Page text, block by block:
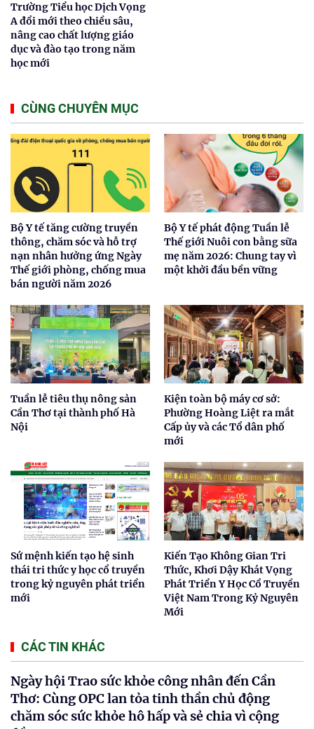
Trường Tiểu học Dịch Vọng
A đổi mới theo chiều sâu,
nâng cao chất lượng giáo
dục và đào tạo trong năm
học mới
CÙNG CHUYÊN MỤC
Bộ Y tế tăng cường truyền
thông, chăm sóc và hỗ trợ
nạn nhân hưởng ứng Ngày
Thế giới phòng, chống mua
bán người năm 2026
Bộ Y tế phát động Tuần lễ
Thế giới Nuôi con bằng sữa
mẹ năm 2026: Chung tay vì
một khởi đầu bền vững
Tuần lễ tiêu thụ nông sản
Cần Thơ tại thành phố Hà
Nội
Kiện toàn bộ máy cơ sở:
Phường Hoàng Liệt ra mắt
Cấp ủy và các Tổ dân phố
mới
Sứ mệnh kiến tạo hệ sinh
thái tri thức y học cổ truyền
trong kỷ nguyên phát triển
mới
Kiến Tạo Không Gian Tri
Thức, Khơi Dậy Khát Vọng
Phát Triển Y Học Cổ Truyền
Việt Nam Trong Kỷ Nguyên
Mới
CÁC TIN KHÁC
Ngày hội Trao sức khỏe công nhân đến Cần
Thơ: Cùng OPC lan tỏa tinh thần chủ động
chăm sóc sức khỏe hô hấp và sẻ chia vì cộng